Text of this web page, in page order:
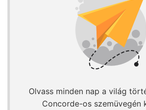
Olvass minden nap a világ
Concorde-os szemüvegén